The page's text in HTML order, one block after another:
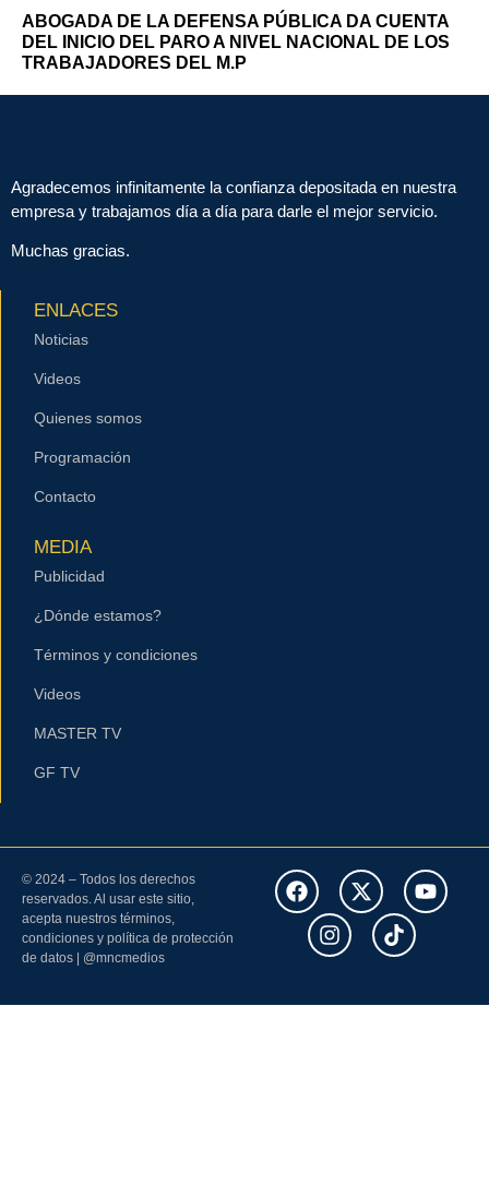
ABOGADA DE LA DEFENSA PÚBLICA DA CUENTA
DEL INICIO DEL PARO A NIVEL NACIONAL DE LOS
TRABAJADORES DEL M.P
Agradecemos infinitamente la confianza depositada en nuestra
empresa y trabajamos día a día para darle el mejor servicio.
Muchas gracias.
ENLACES
Noticias
Videos
Quienes somos
Programación
Contacto
MEDIA
Publicidad
¿Dónde estamos?
Términos y condiciones
Videos
MASTER TV
GF TV
© 2024 – Todos los derechos
reservados. Al usar este sitio,
acepta nuestros términos,
condiciones y política de protección
de datos | @mncmedios